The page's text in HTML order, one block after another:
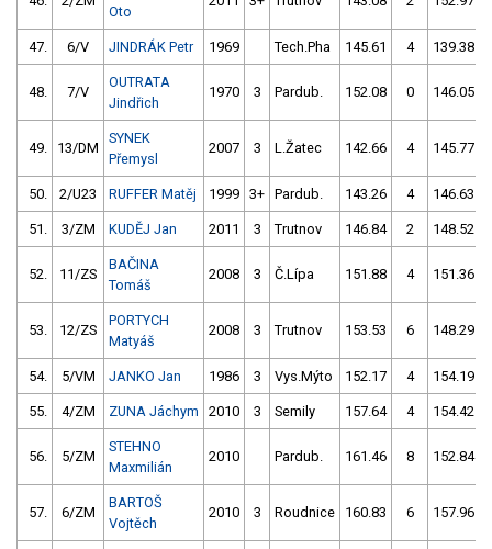
Oto
47. 6/V JINDRÁK Petr 1969 Tech.Pha 145.61 4 139.38
48. 7/V
OUTRATA
Jindřich
1970 3 Pardub. 152.08 0 146.05
49. 13/DM
SYNEK
Přemysl
2007 3 L.Žatec 142.66 4 145.77
50. 2/U23 RUFFER Matěj 1999 3+ Pardub. 143.26 4 146.63
51. 3/ZM KUDĚJ Jan 2011 3 Trutnov 146.84 2 148.52
52. 11/ZS
BAČINA
Tomáš
2008 3 Č.Lípa 151.88 4 151.36
53. 12/ZS
PORTYCH
Matyáš
2008 3 Trutnov 153.53 6 148.29
54. 5/VM JANKO Jan 1986 3 Vys.Mýto 152.17 4 154.19
55. 4/ZM ZUNA Jáchym 2010 3 Semily 157.64 4 154.42
56. 5/ZM
STEHNO
Maxmilián
2010 Pardub. 161.46 8 152.84
57. 6/ZM
BARTOŠ
Vojtěch
2010 3 Roudnice 160.83 6 157.96